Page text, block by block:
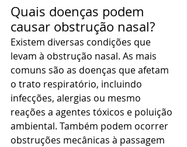
Quais doenças podem
causar obstrução nasal?
Existem diversas condições que
levam à obstrução nasal. As mais
comuns são as doenças que afetam
o trato respiratório, incluindo
infecções, alergias ou mesmo
reações a agentes tóxicos e poluição
ambiental. Também podem ocorrer
obstruções mecânicas à passagem